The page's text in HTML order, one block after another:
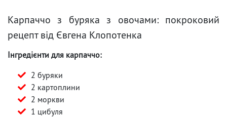
Карпаччо з буряка з овочами: покроковий
рецепт від Євгена Клопотенка
Інгредієнти для карпаччо:
2 буряки
2 картоплини
2 моркви
1 цибуля